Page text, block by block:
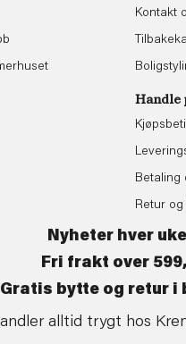
Kontakt
Handle
Betaling
Retur
Nyheter hver uke
Fri frakt over
Gratis bytte og retur i
alltid trygt hos